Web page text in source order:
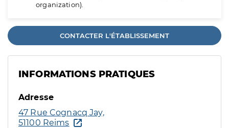
organization).
CONTACTER L'ÉTABLISSEMENT
INFORMATIONS PRATIQUES
Adresse
47 Rue Cognacq Jay,
51100 Reims